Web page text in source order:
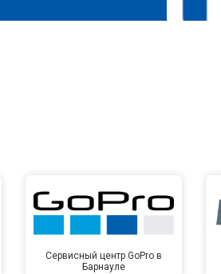
Сервисный центр GoPro в
Барнауле